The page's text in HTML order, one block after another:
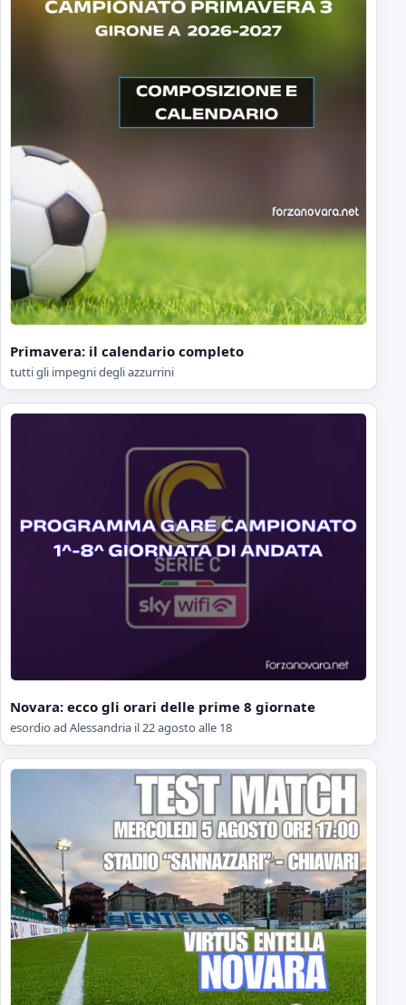
Primavera: il calendario completo
tutti gli impegni degli azzurrini
Novara: ecco gli orari delle prime 8 giornate
esordio ad Alessandria il 22 agosto alle 18